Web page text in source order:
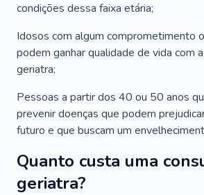
condições dessa faixa etária;
Idosos com algum comprometimento
podem ganhar qualidade de vida com
geriatra;
Pessoas a partir dos 40 ou 50 anos
prevenir doenças que podem
futuro e que buscam um
Quanto custa uma
geriatra?